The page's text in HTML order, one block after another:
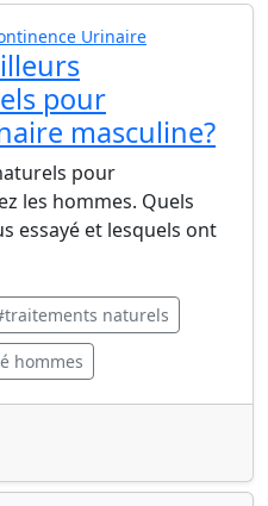
Urinaire
pour
masculine?
pour
les hommes. Quels
essayé et lesquels ont
naturels
hommes